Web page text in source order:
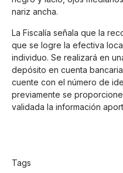
nariz ancha.
La Fiscalía señala que la
que se logre la efectiva
individuo. Se realizará en
depósito en cuenta
cuente con el número de
previamente se
validada la información
Tags